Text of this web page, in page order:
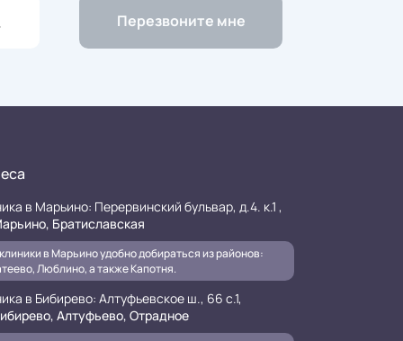
в Марьино: Перервинский бульвар, д.4. к.1 ,
Братиславская
в Марьино удобно добираться из районов:
Люблино, а также Капотня.
в Бибирево: Алтуфьевское ш., 66 с.1,
Алтуфьево, Отрадное